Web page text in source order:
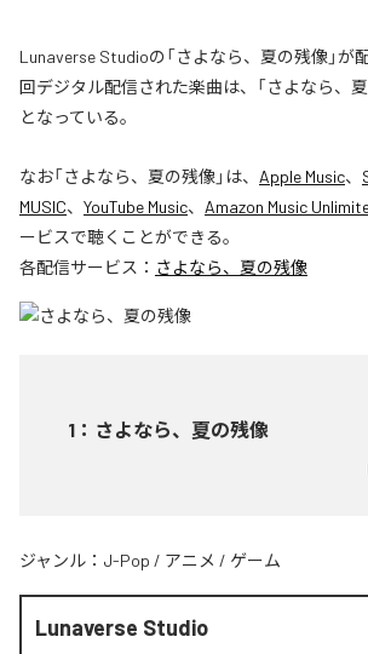
Lunaverse Studioの「さよなら、夏の残像」が
回デジタル配信された楽曲は、「さよなら、
となっている。
なお「さよなら、夏の残像」は、 Apple Music、
MUSIC、 YouTube Music、 Amazon Music
ービスで聴くことができる。
各配信サービス： さよなら、夏の残像
1 ： さよなら、夏の残像
ジャンル： J-Pop / アニメ / ゲーム
Lunaverse Studio